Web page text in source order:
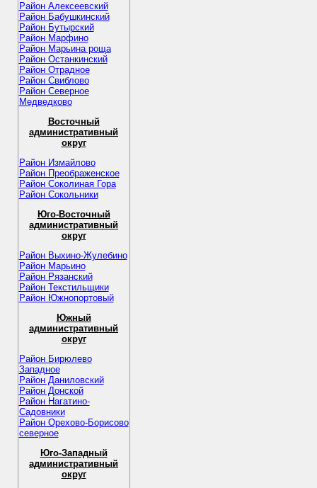
Район Алексеевский
Район Бабушкинский
Район Бутырский
Район Марфино
Район Марьина роща
Район Останкинский
Район Отрадное
Район Свиблово
Район Северное
Медведково
Восточный
административный
округ
Район Измайлово
Район Преображенское
Район Соколиная Гора
Район Сокольники
Юго-Восточный
административный
округ
Район Выхино-Жулебино
Район Марьино
Район Рязанский
Район Текстильщики
Район Южнопортовый
Южный
административный
округ
Район Бирюлево
Западное
Район Даниловский
Район Донской
Район Нагатино-
Садовники
Район Орехово-Борисово
северное
Юго-Западный
административный
округ